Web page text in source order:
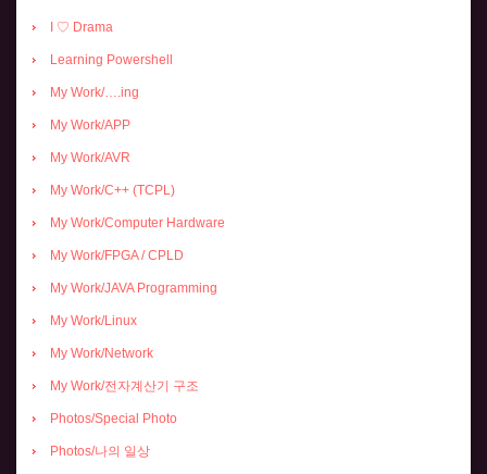
I ♡ Drama
Learning Powershell
My Work/….ing
My Work/APP
My Work/AVR
My Work/C++ (TCPL)
My Work/Computer Hardware
My Work/FPGA / CPLD
My Work/JAVA Programming
My Work/Linux
My Work/Network
My Work/전자계산기 구조
Photos/Special Photo
Photos/나의 일상